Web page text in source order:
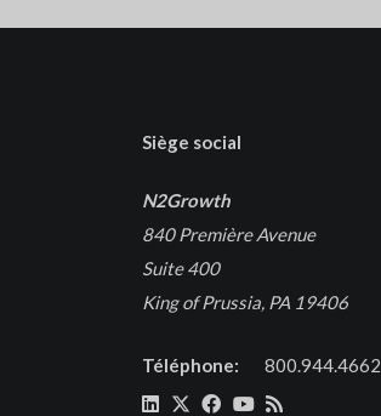
Siège social
N2Growth
840 Première Avenue
Suite 400
King of Prussia, PA 19406
Téléphone: 800.944.4662